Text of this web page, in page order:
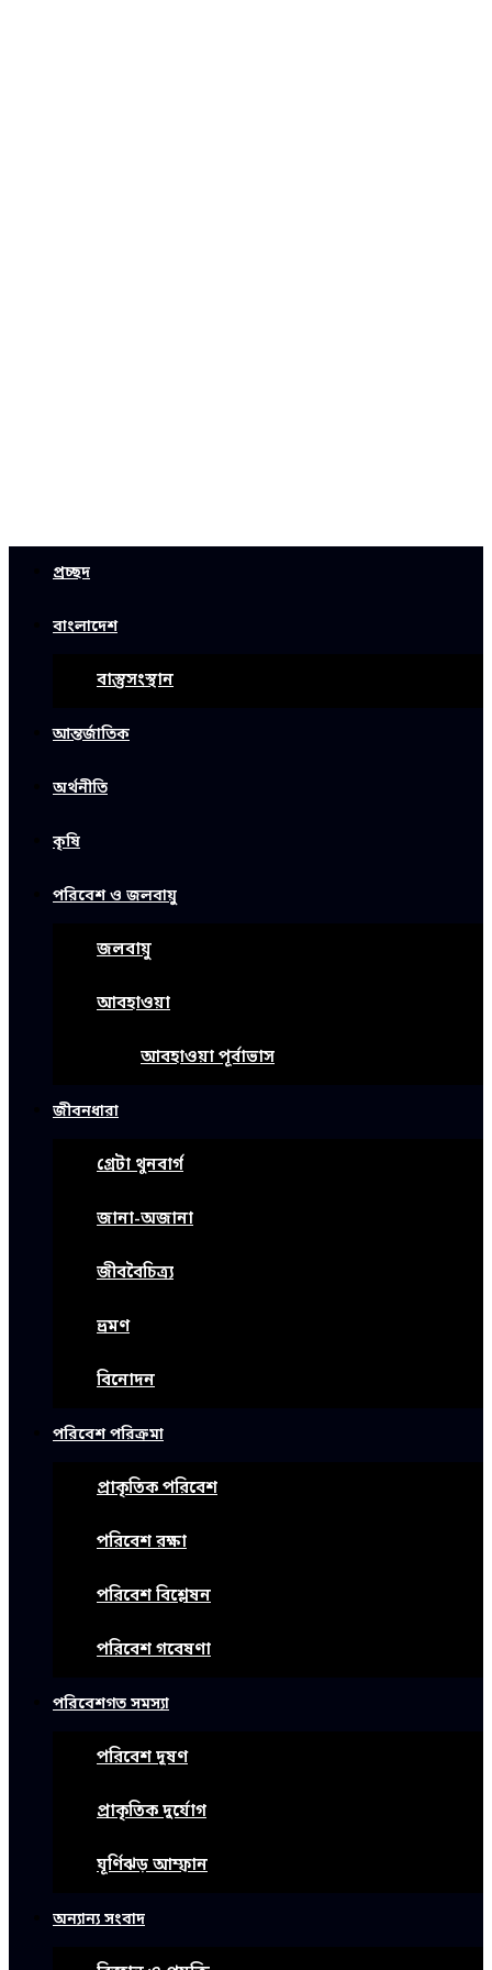
প্রচ্ছদ
বাংলাদেশ
বাস্তুসংস্থান
আন্তর্জাতিক
অর্থনীতি
কৃষি
পরিবেশ ও জলবায়ু
জলবায়ু
আবহাওয়া
আবহাওয়া পূর্বাভাস
জীবনধারা
গ্রেটা থুনবার্গ
জানা-অজানা
জীববৈচিত্র্য
ভ্রমণ
বিনোদন
পরিবেশ পরিক্রমা
প্রাকৃতিক পরিবেশ
পরিবেশ রক্ষা
পরিবেশ বিশ্লেষন
পরিবেশ গবেষণা
পরিবেশগত সমস্যা
পরিবেশ দূষণ
প্রাকৃতিক দুর্যোগ
ঘূর্ণিঝড় আম্ফান
অন্যান্য সংবাদ